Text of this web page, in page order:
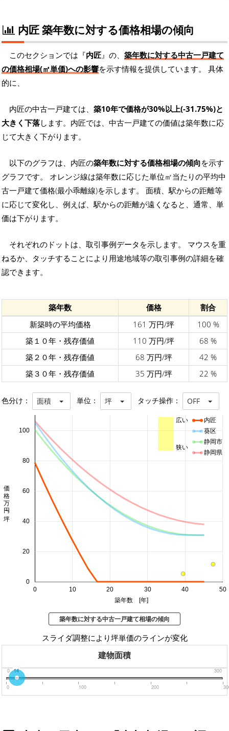
内匠 築年数に対する価格相場の傾向
このセクションでは『内匠』の、 築年数に対する中古一戸建て
の価格相場(㎡単価)への影響を示す情報を提供しています。 具体
的に、
内匠の中古一戸建ては、 築10年で価格が30%以上(-31.75%)と
大きく下落します。内匠では、中古一戸建ての価値は築年数に応
じて大きく下がります。
以下のグラフは、内匠の築年数に対する価格相場の傾向を示す
グラフです。 オレンジ線は築年数に応じた単位㎡当たりの平均中
古一戸建て価格(最小乖離線)を示します。 面積、駅からの距離等
に応じて変化し、例えば、駅からの距離が遠くなると、通常、単
価は下がります。
それぞれのドットは、取引事例データを示します。 マウスを重
ねるか、タッチすることにより用途地域等の取引事例の詳細を確
認できます。
築年数 価格
割合
新築時の平均価格
161 万円/坪
100 %
築１０年・残存価値
110 万円/坪
68 %
築２０年・残存価値
68 万円/坪
42 %
築３０年・残存価値
35 万円/坪 22 %
色分け： 面積 単位： 坪 タッチ操作： OFF
0 10 20 30 40 50
0
20
40
60
80
100
築年数 [年]
価格 万円/坪
内匠
葵区
静岡市
静岡県
広い
狭い
築年数に対する中古一戸建て相場の傾向
スライダ調整により坪単価のラインが変化
建物面積
0 300
14
0 100 200